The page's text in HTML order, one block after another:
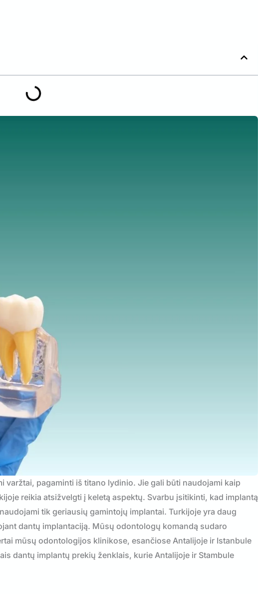
varžtai, pagaminti iš titano lydinio. Jie gali būti naudojami kaip
reikia atsižvelgti į keletą aspektų. Svarbu įsitikinti, kad implantą
tik geriausių gamintojų implantai. Turkijoje yra daug
dantų implantaciją. Mūsų odontologų komandą sudaro
mūsų odontologijos klinikose, esančiose Antalijoje ir Istanbule
dantų implantų prekių ženklais, kurie Antalijoje ir Stambule